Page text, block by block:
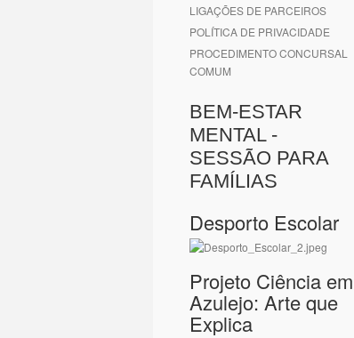
LIGAÇÕES DE PARCEIROS
POLÍTICA DE PRIVACIDADE
PROCEDIMENTO CONCURSAL
COMUM
BEM-ESTAR
MENTAL -
SESSÃO PARA
FAMÍLIAS
Desporto Escolar
Projeto Ciência em
Azulejo: Arte que
Explica